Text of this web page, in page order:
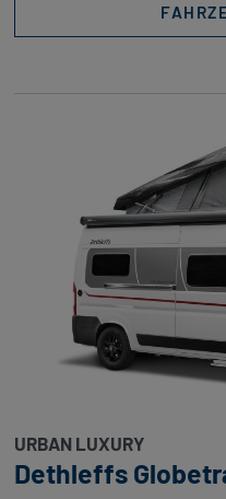
URBAN LUXURY
Dethleffs